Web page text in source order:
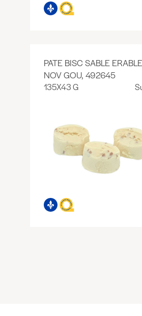
PATE BISC SABLE ERABLE
NOV GOU, 492645
135X43 G